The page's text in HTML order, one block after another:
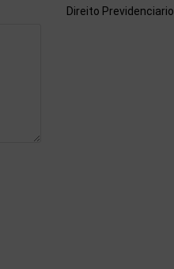
Direito Previdenciario.